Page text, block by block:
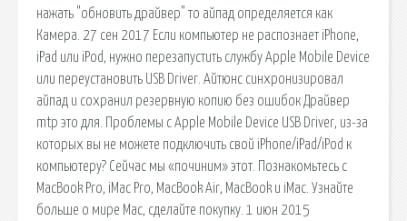
нажать "обновить драйвер" то айпад определяется как
Камера. 27 сен 2017 Если компьютер не распознает iPhone,
iPad или iPod, нужно перезапустить службу Apple Mobile Device
или переустановить USB Driver. Айтюнс синхронизировал
айпад и сохранил резервную копию без ошибок Драйвер
mtp это для. Проблемы с Apple Mobile Device USB Driver, из-за
которых вы не можете подключить свой iPhone/iPad/iPod к
компьютеру? Сейчас мы «починим» этот. Познакомьтесь с
MacBook Pro, iMac Pro, MacBook Air, MacBook и iMac. Узнайте
больше о мире Mac, сделайте покупку. 1 июн 2015